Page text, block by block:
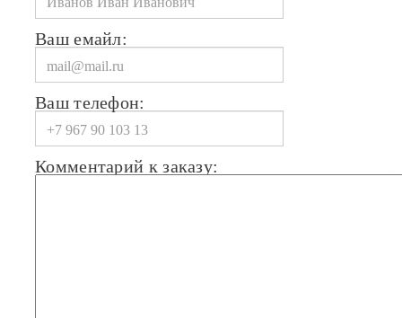
Ваш емайл:
Ваш телефон:
Комментарий к заказу: